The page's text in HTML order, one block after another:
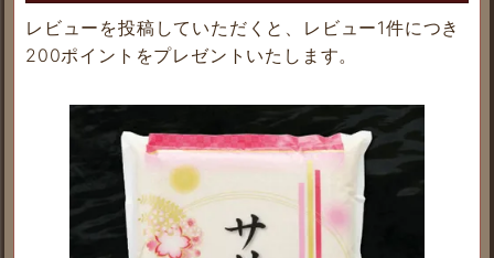
レビューを投稿していただくと、レビュー1件につき
200ポイントをプレゼントいたします。